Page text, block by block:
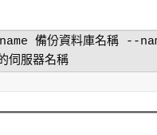
備份資料庫名稱 --